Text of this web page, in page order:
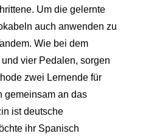
Um die gelernte
auch anwenden zu
Wie bei dem
vier Pedalen, sorgen
zwei Lernende für
gemeinsam an das
ist deutsche
ihr Spanisch